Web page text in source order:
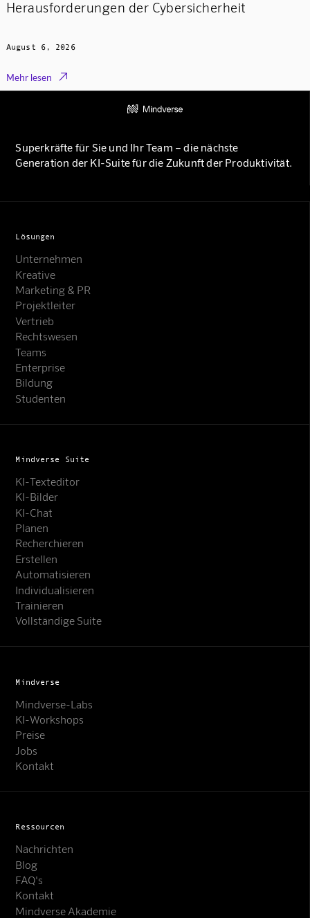
Herausforderungen der Cybersicherheit
August 6, 2026
Mehr lesen 
Superkräfte für Sie und Ihr Team – die nächste
Generation der KI-Suite für die Zukunft der Produktivität.
Lösungen
Unternehmen
Kreative
Marketing & PR
Projektleiter
Vertrieb
Rechtswesen
Teams
Enterprise
Bildung
Studenten
Mindverse Suite
KI-Texteditor
KI-Bilder
KI-Chat
Planen
Recherchieren
Erstellen
Automatisieren
Individualisieren
Trainieren
Vollständige Suite
Mindverse
Mindverse-Labs
KI-Workshops
Preise
Jobs
Kontakt
Ressourcen
Nachrichten
Blog
FAQ's
Kontakt
Mindverse Akademie